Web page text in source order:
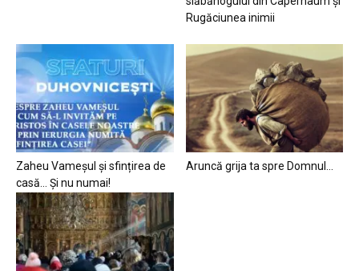
Rugăciunea inimii
Zaheu Vameșul și sfințirea de
casă… Și nu numai!
Aruncă grija ta spre Domnul…